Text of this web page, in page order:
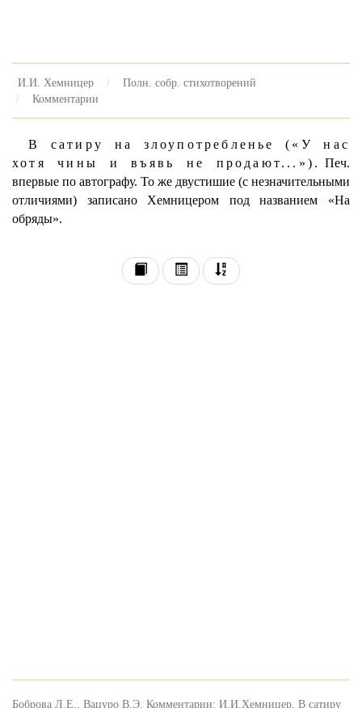
И.И. Хемницер
Полн. собр. стихотворений
Комментарии
В сатиру на злоупотребленье («У нас
хотя чины и въявь не продают...»). Печ.
впервые по автографу. То же двустишие (с незначительными
отличиями) записано Хемницером под названием «На
обряды».
Боброва Л.Е., Вацуро В.Э. Комментарии: И.И.Хемницер. В сатиру